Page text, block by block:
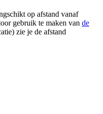
op afstand vanaf
gebruik te maken van de
zie je de afstand